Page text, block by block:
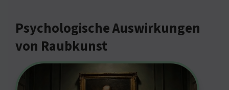
Psychologische Auswirkungen
von Raubkunst